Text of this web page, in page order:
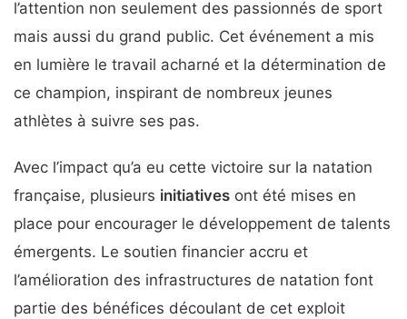
l’attention non seulement des passionnés de sport
mais aussi du grand public. Cet événement a mis
en lumière le travail acharné et la détermination de
ce champion, inspirant de nombreux jeunes
athlètes à suivre ses pas.
Avec l’impact qu’a eu cette victoire sur la natation
française, plusieurs initiatives ont été mises en
place pour encourager le développement de talents
émergents. Le soutien financier accru et
l’amélioration des infrastructures de natation font
partie des bénéfices découlant de cet exploit